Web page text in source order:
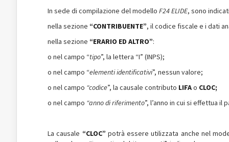
In sede di compilazione del modello F24 ELIDE, sono
nella sezione “CONTRIBUENTE”, il codice fiscale e i dati
nella sezione “ERARIO ED ALTRO”:
o nel campo “tipo”, la lettera “I” (INPS);
o nel campo “elementi identificativi”, nessun valore;
o nel campo “codice”, la causale contributo LIFAo CLOC;
o nel campo “anno di riferimento”, l’anno in cui si effettua il
La causale “CLOC” potrà essere utilizzata anche nel